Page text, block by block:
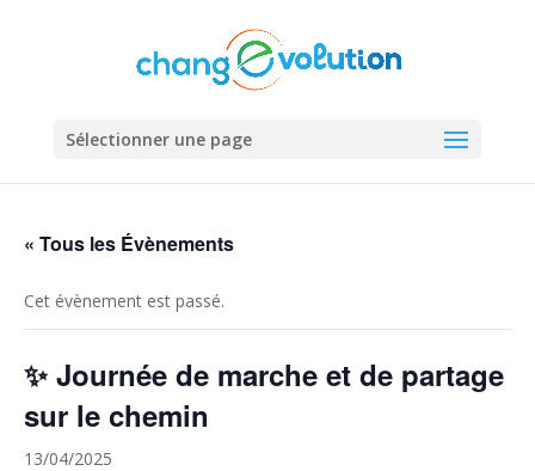
Sélectionner une page
« Tous les Évènements
Cet évènement est passé.
✨ Journée de marche et de partage
sur le chemin
13/04/2025